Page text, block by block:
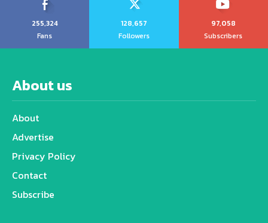
255,324
Fans
128,657
Followers
97,058
Subscribers
About us
About
Advertise
Privacy Policy
Contact
Subscribe